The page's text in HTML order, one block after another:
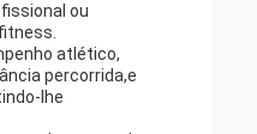
ou
atlético,
percorrida,e
lhe